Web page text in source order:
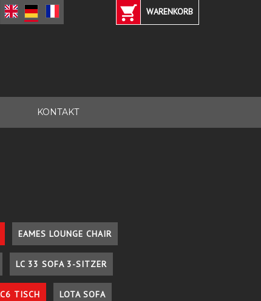
WARENKORB
KONTAKT
EAMES LOUNGE CHAIR
LC 33 SOFA 3-SITZER
TISCH LOTA SOFA